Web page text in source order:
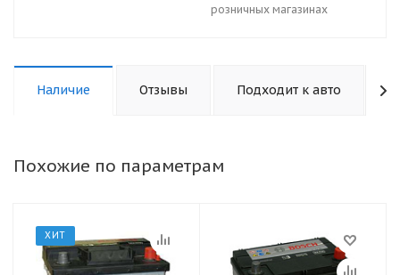
розничных магазинах
Наличие Отзывы Подходит к авто
Похожие по параметрам
ХИТ